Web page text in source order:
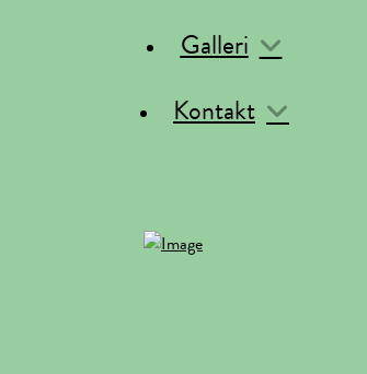
Galleri
Kontakt